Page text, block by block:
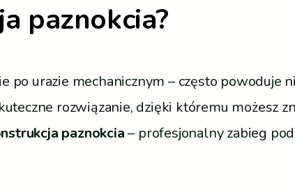
paznokcia?
po urazie mechanicznym – często powoduje
rozwiązanie, dzięki któremu możesz
paznokcia– profesjonalny zabieg